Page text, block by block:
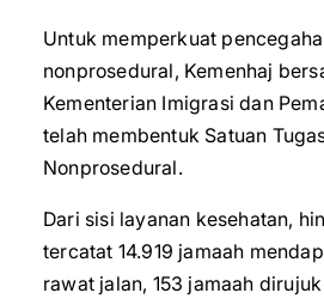
Untuk memperkuat
nonprosedural, Kemenhaj
Kementerian Imigrasi dan
telah membentuk Satuan
Nonprosedural.
Dari sisi layanan kesehatan,
tercatat 14.919 jamaah
rawat jalan, 153 jamaah